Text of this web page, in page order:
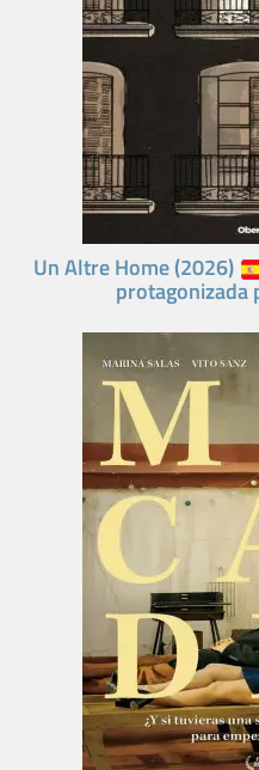
Un Altre Home (2026)
protagonizada